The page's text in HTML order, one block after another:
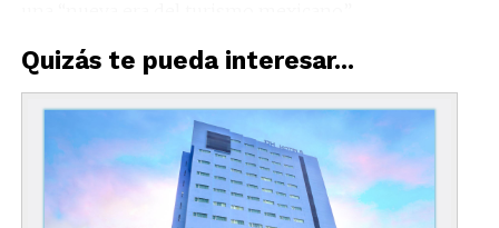
pero con más hashtags y menos paciencia.
Las autoridades poblanas, con la solemnidad de
procesión, repiten la fórmula:
“Tenemos historia,
Quizás te pueda interesar...